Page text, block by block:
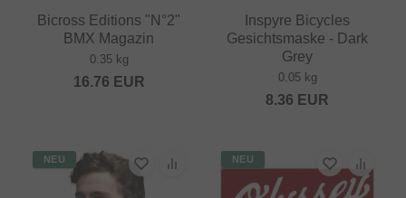
Bicross Editions "N°2"
BMX Magazin
0.35 kg
16.76 EUR
Inspyre Bicycles
Gesichtsmaske - Dark
Grey
0.05 kg
8.36 EUR
NEU NEU